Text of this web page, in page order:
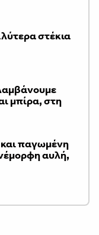
στέκια
μπίρα, στη
παγωμένη
αυλή,